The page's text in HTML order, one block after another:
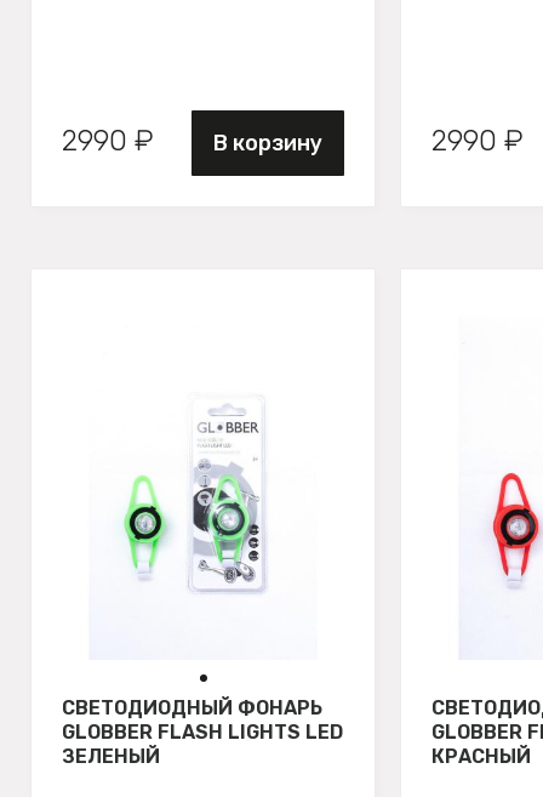
2990 ₽ В корзину 2990 ₽
СВЕТОДИОДНЫЙ ФОНАРЬ
GLOBBER FLASH LIGHTS LED
ЗЕЛЕНЫЙ
GLOBBER
КРАСНЫЙ